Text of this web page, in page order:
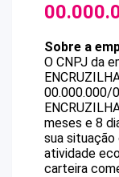
Sobre a
O CNPJ da
00.000.000/
meses e 8
sua
atividade
carteira